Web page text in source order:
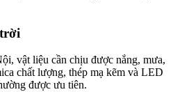
vật liệu cần chịu được nắng, mưa,
chất lượng, thép mạ kẽm và LED
được ưu tiên.